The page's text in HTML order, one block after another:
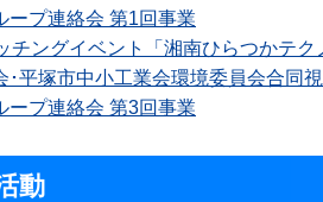
ープ連絡会 第1回事業
チングイベント「湘南ひらつかテク
･平塚市中小工業会環境委員会合同
ープ連絡会 第3回事業
動